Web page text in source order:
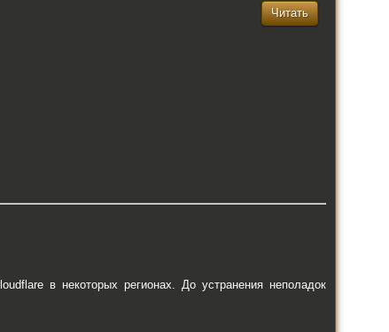
в некоторых регионах. До устранения неполадок
Читать